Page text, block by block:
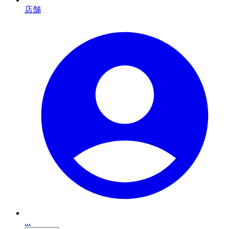
店舗
...